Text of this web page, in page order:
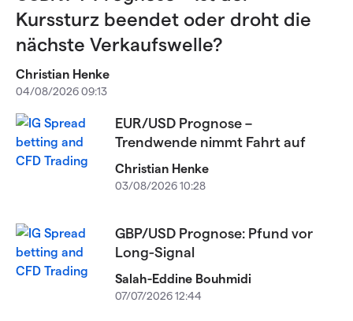
Kurssturz beendet oder droht die
nächste Verkaufswelle?
Christian Henke
04/08/2026 09:13
EUR/USD Prognose –
Trendwende nimmt Fahrt auf
Christian Henke
03/08/2026 10:28
GBP/USD Prognose: Pfund vor
Long-Signal
Salah-Eddine Bouhmidi
07/07/2026 12:44